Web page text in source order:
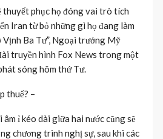
thuyết phục họ đóng vai trò tích
Iran từ bỏ những gì họ đang làm
Vịnh Ba Tư”, Ngoại trưởng Mỹ
truyền hình Fox News trong một
sóng hôm thứ Tư.
thuế? –
âm ỉ kéo dài giữa hai nước cũng sẽ
chương trình nghị sự, sau khi các